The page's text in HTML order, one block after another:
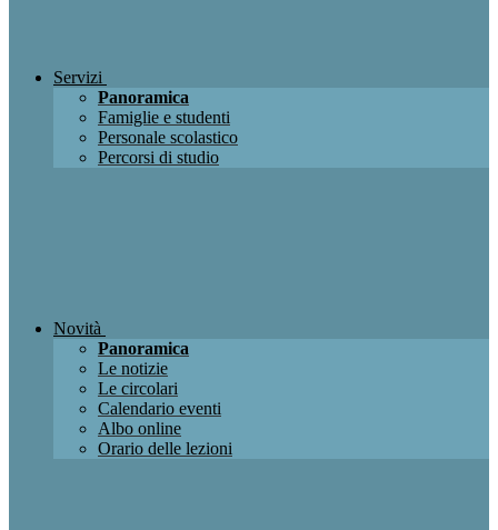
Servizi
Panoramica
Famiglie e studenti
Personale scolastico
Percorsi di studio
Novità
Panoramica
Le notizie
Le circolari
Calendario eventi
Albo online
Orario delle lezioni